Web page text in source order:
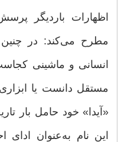
اظهارات باردیگر
مطرح می‌کند: در چنین
انسانی و ماشینی
مستقل دانست یا
«آیدا» خود حامل بار
این نام به‌عنوان ادای